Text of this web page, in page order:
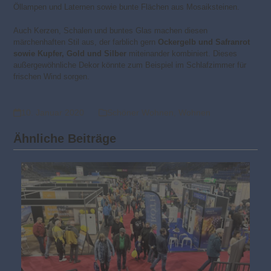
Öllampen und Laternen sowie bunte Flächen aus Mosaiksteinen.
Auch Kerzen, Schalen und buntes Glas machen diesen
märchenhaften Stil aus, der farblich gern Ockergelb und Safranrot
sowie Kupfer, Gold und Silber miteinander kombiniert. Dieses
außergewöhnliche Dekor könnte zum Beispiel im Schlafzimmer für
frischen Wind sorgen.
Ähnliche Beiträge